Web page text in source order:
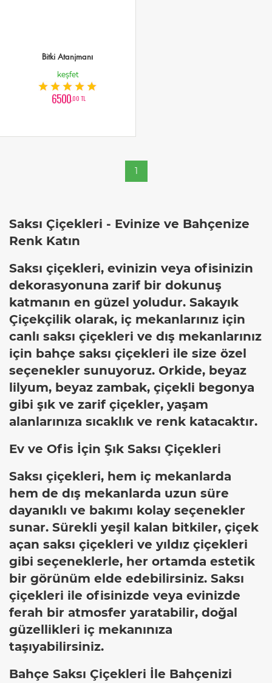
Bitki Atanjmanı
keşfet
6500,00 TL
1
Saksı Çiçekleri - Evinize ve Bahçenize
Renk Katın
Saksı çiçekleri, evinizin veya ofisinizin
dekorasyonuna zarif bir dokunuş
katmanın en güzel yoludur. Sakayık
Çiçekçilik olarak, iç mekanlarınız için
canlı saksı çiçekleri ve dış mekanlarınız
için bahçe saksı çiçekleri ile size özel
seçenekler sunuyoruz. Orkide, beyaz
lilyum, beyaz zambak, çiçekli begonya
gibi şık ve zarif çiçekler, yaşam
alanlarınıza sıcaklık ve renk katacaktır.
Ev ve Ofis İçin Şık Saksı Çiçekleri
Saksı çiçekleri, hem iç mekanlarda
hem de dış mekanlarda uzun süre
dayanıklı ve bakımı kolay seçenekler
sunar. Sürekli yeşil kalan bitkiler, çiçek
açan saksı çiçekleri ve yıldız çiçekleri
gibi seçeneklerle, her ortamda estetik
bir görünüm elde edebilirsiniz. Saksı
çiçekleri ile ofisinizde veya evinizde
ferah bir atmosfer yaratabilir, doğal
güzellikleri iç mekanınıza
taşıyabilirsiniz.
Bahçe Saksı Çiçekleri İle Bahçenizi